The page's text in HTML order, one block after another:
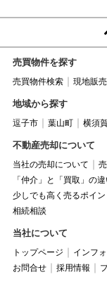
売買物件を探す
売買物件検索 現地販
地域から探す
逗子市 葉山町 横須
不動産売却について
当社の売却について
「仲介」と「買取」の
少しでも高く売るポイン
相続相談
当社について
トップページ インフ
お問合せ
採用情報